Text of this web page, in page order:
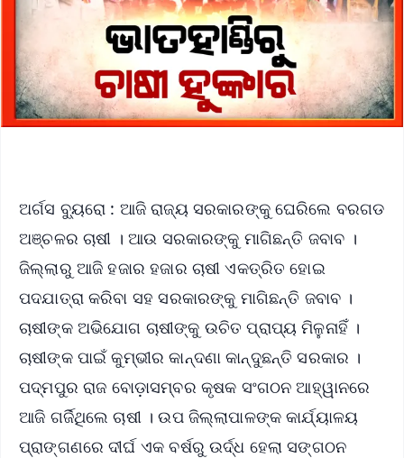
ଅର୍ଗସ ବ୍ୟୁରୋ : ଆଜି ରାଜ୍ୟ ସରକାରଙ୍କୁ ଘେରିଲେ ବରଗଡ
ଅଞ୍ଚଳର ଚାଷୀ । ଆଉ ସରକାରଙ୍କୁ ମାଗିଛନ୍ତି ଜବାବ ।
ଜିଲ୍ଲାରୁ ଆଜି ହଜାର ହଜାର ଚାଷୀ ଏକତ୍ରିତ ହୋଇ
ପଦଯାତ୍ରା କରିବା ସହ ସରକାରଙ୍କୁ ମାଗିଛନ୍ତି ଜବାବ ।
ଚାଷୀଙ୍କ ଅଭିଯୋଗ ଚାଷୀଙ୍କୁ ଉଚିତ ପ୍ରାପ୍ୟ ମିଳୁନାହିଁ ।
ଚାଷୀଙ୍କ ପାଇଁ କୁମ୍ଭୀର କାନ୍ଦଣା କାନ୍ଦୁଛନ୍ତି ସରକାର ।
ପଦ୍ମପୁର ରାଜ ବୋଡ଼ାସମ୍ବର କୃଷକ ସଂଗଠନ ଆହ୍ୱାନରେ
ଆଜି ଗର୍ଜିଥିଲେ ଚାଷୀ । ଉପ ଜିଲ୍ଲାପାଳଙ୍କ କାର୍ଯ୍ୟାଳୟ
ପ୍ରାଙ୍ଗଣରେ ଦୀର୍ଘ ଏକ ବର୍ଷରୁ ଉର୍ଦ୍ଧ ହେଲା ସଙ୍ଗଠନ